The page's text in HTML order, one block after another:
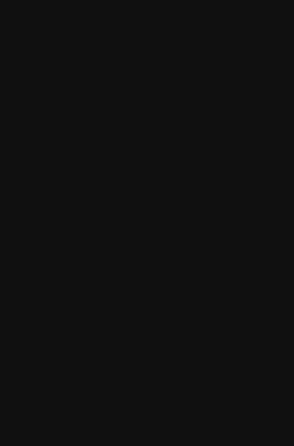
de Deuda Clase V y Clase